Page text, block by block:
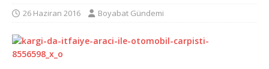
26 Haziran 2016 Boyabat Gündemi